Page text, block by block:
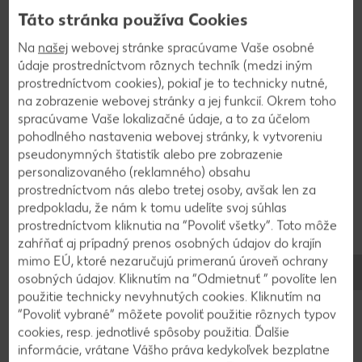
karamel zatuhne, treba hrušky miešať a karamel
sa opäť roztopí. Na koniec dáme hrušky bokom
mierne vychladnúť.
3
Tvaroh zmiešame s medom a vanilkovým cukrom.
Mlieko vymiešame s jedným celým vajíčkom a
dvoma žĺtkami. Pekáč vymastíme maslom, na dno
naukladáme plátky vianočky, polejeme ich 1/3
mlieka, potrieme polovicou tvarohovej plnky,
navrstvíme hruškovú plnku, zvyšok tvarohovej a
navrch naukladáme vianočku. Polejeme zvyšným
mliekom a pečieme pri 180 °C približne 30 až 40
minút.
Táto stránka používa Cookies
Na našej webovej stránke spracúvame Vaše osobné
údaje prostredníctvom rôznych techník (medzi iným
prostredníctvom cookies), pokiaľ je to technicky nutné,
na zobrazenie webovej stránky a jej funkcií. Okrem toho
spracúvame Vaše lokalizačné údaje, a to za účelom
pohodlného nastavenia webovej stránky, k vytvoreniu
pseudonymných štatistík alebo pre zobrazenie
personalizovaného (reklamného) obsahu
prostredníctvom nás alebo tretej osoby, avšak len za
predpokladu, že nám k tomu udelíte svoj súhlas
prostredníctvom kliknutia na “Povoliť všetky”. Toto môže
zahŕňať aj prípadný prenos osobných údajov do krajín
mimo EÚ, ktoré nezaručujú primeranú úroveň ochrany
osobných údajov. Kliknutím na “Odmietnuť ” povolíte len
použitie technicky nevyhnutých cookies. Kliknutím na
“Povoliť vybrané” môžete povoliť použitie rôznych typov
cookies, resp. jednotlivé spôsoby použitia. Ďalšie
informácie, vrátane Vášho práva kedykoľvek bezplatne